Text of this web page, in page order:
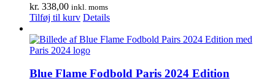
på
varesiden
kr. 338,00 inkl. moms
Tilføj til kurv Details
Blue Flame Fodbold Paris 2024 Edition